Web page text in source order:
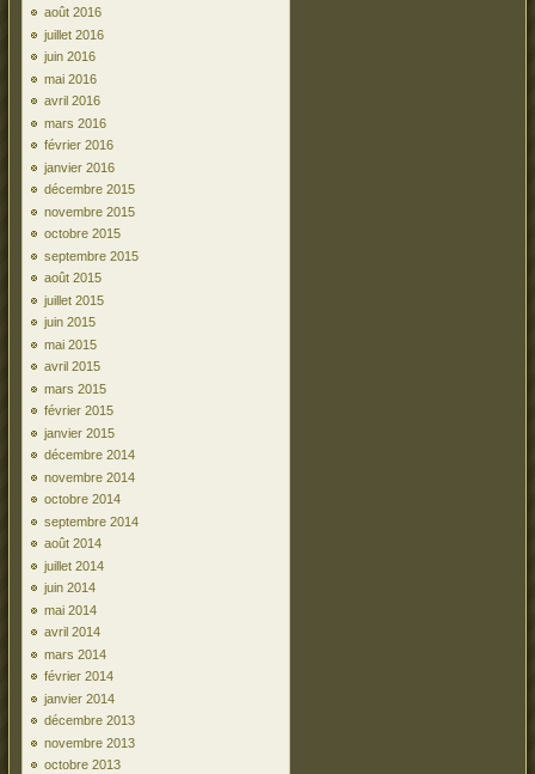
août 2016
juillet 2016
juin 2016
mai 2016
avril 2016
mars 2016
février 2016
janvier 2016
décembre 2015
novembre 2015
octobre 2015
septembre 2015
août 2015
juillet 2015
juin 2015
mai 2015
avril 2015
mars 2015
février 2015
janvier 2015
décembre 2014
novembre 2014
octobre 2014
septembre 2014
août 2014
juillet 2014
juin 2014
mai 2014
avril 2014
mars 2014
février 2014
janvier 2014
décembre 2013
novembre 2013
octobre 2013